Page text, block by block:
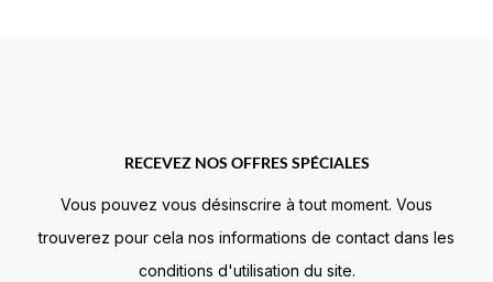
RECEVEZ NOS OFFRES SPÉCIALES
Vous pouvez vous désinscrire à tout moment. Vous
trouverez pour cela nos informations de contact dans les
conditions d'utilisation du site.